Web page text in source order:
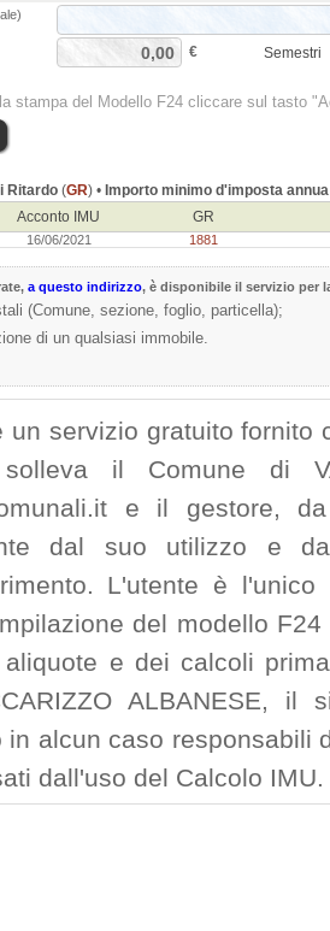
€ Semestri
stampa del Modello F24 cliccare sul tasto
Ritardo (GR) • Importo minimo d'imposta annua
Acconto IMU GR
16/06/2021 1881
, a questo indirizzo, è disponibile il servizio per
(Comune, sezione, foglio, particella);
di un qualsiasi immobile.
un servizio gratuito
il Comune di
e il gestore,
dal suo utilizzo e
L'utente è
del modello
aliquote e dei calcoli
ALBANESE, il
in alcun caso responsabili
dall'uso del Calcolo IMU.